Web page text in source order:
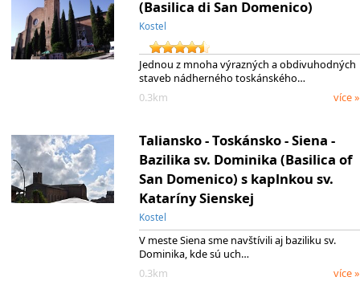
(Basilica di San Domenico)
Kostel
Jednou z mnoha výrazných a obdivuhodných
staveb nádherného toskánského…
0.3km
více »
Taliansko - Toskánsko - Siena -
Bazilika sv. Dominika (Basilica of
San Domenico) s kaplnkou sv.
Kataríny Sienskej
Kostel
V meste Siena sme navštívili aj baziliku sv.
Dominika, kde sú uch…
0.3km
více »